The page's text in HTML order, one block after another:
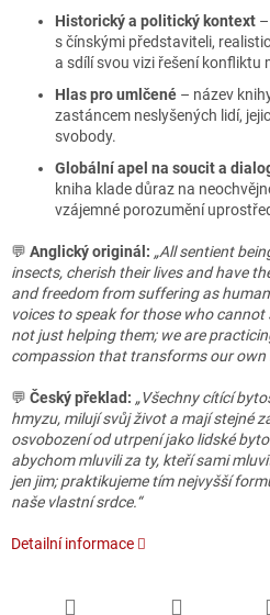
Historický a politický kontext
s čínskými představiteli,
a sdílí svou vizi řešení konfliktu
Hlas pro umlčené – název
zastáncem neslyšených lidí,
svobody.
Globální apel na soucit a
kniha klade důraz na
vzájemné porozumění
💬 Anglický originál: „All sentient
insects, cherish their lives and have
and freedom from suffering as
voices to speak for those who cannot
not just helping them; we are
compassion that transforms our own
💬 Český překlad: „Všechny cítící
hmyzu, milují svůj život a mají stejné
osvobození od utrpení jako lidské
abychom mluvili za ty, kteří sami
jen jim; praktikujeme tím nejvyšší
naše vlastní srdce.“
Detailní informace